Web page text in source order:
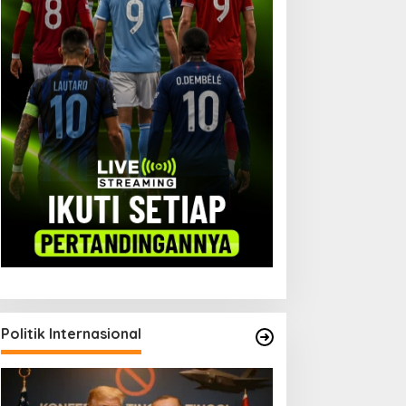
Ekonomi Baru
dan Demam Pusat
AI
Menyibak Bisnis Obat
Keras Tanpa Izin di Garut
Politik Internasional